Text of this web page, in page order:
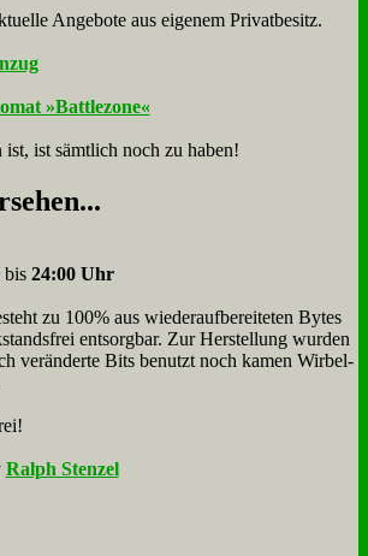
An­ge­bo­te aus eigenem Privatbesitz.
ist, ist sämt­lich noch zu haben!
bis 24:00 Uhr
zu 100% aus wie­der­auf­bereite­ten Bytes
ent­sorg­bar. Zur Herstellung wurden
veränderte Bits benutzt noch kamen Wir­bel­
Ralph Stenzel